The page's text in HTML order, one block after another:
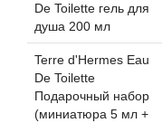
De Toilette гель для
душа 200 мл
Terre d'Hermes Eau
De Toilette
Подарочный набор
(миниатюра 5 мл +
Arte Profumi
ArteOlfatto
Asabi